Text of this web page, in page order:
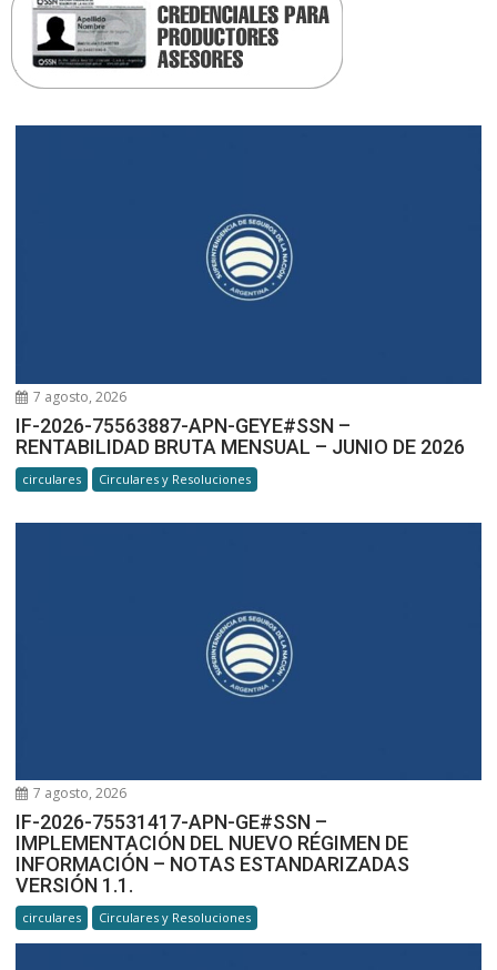
7 agosto, 2026
IF-2026-75563887-APN-GEYE#SSN –
RENTABILIDAD BRUTA MENSUAL – JUNIO DE 2026
circulares Circulares y Resoluciones
7 agosto, 2026
IF-2026-75531417-APN-GE#SSN –
IMPLEMENTACIÓN DEL NUEVO RÉGIMEN DE
INFORMACIÓN – NOTAS ESTANDARIZADAS
VERSIÓN 1.1.
circulares Circulares y Resoluciones